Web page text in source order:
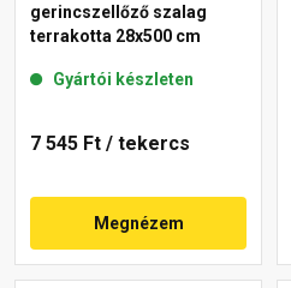
gerincszellőző szalag
terrakotta 28x500 cm
Gyártói készleten
7 545 Ft / tekercs
Megnézem